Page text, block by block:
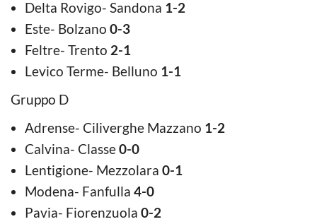
Delta Rovigo- Sandona 1-2
Este- Bolzano 0-3
Feltre- Trento 2-1
Levico Terme- Belluno 1-1
Gruppo D
Adrense- Ciliverghe Mazzano 1-2
Calvina- Classe0-0
Lentigione- Mezzolara 0-1
Modena- Fanfulla 4-0
Pavia- Fiorenzuola 0-2